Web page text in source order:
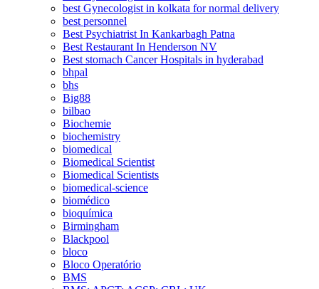
best Gynecologist in kolkata for normal delivery
best personnel
Best Psychiatrist In Kankarbagh Patna
Best Restaurant In Henderson NV
Best stomach Cancer Hospitals in hyderabad
bhpal
bhs
Big88
bilbao
Biochemie
biochemistry
biomedical
Biomedical Scientist
Biomedical Scientists
biomedical-science
biomédico
bioquímica
Birmingham
Blackpool
bloco
Bloco Operatório
BMS